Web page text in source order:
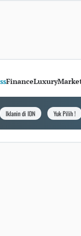
FinanceLuxury
Iklanin di IDN Yuk Pilih !